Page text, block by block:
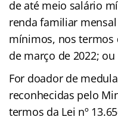
de até meio salário
renda familiar
mínimos, nos termos
de março de 2022; ou
For doador de
reconhecidas pelo
termos da Lei nº